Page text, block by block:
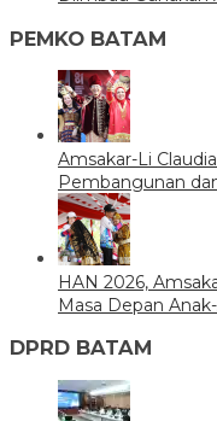
PEMKO BATAM
Amsakar-Li
Pembangunan
HAN 2026,
Masa Depan
DPRD BATAM